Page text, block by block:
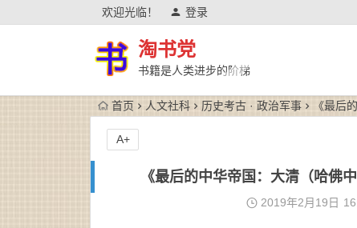
欢迎光临！ 登录
淘书党
书籍是人类进步的阶梯
首页 人文社科 历史考古 · 政治军事 《最后
《最后的中华帝国：大清（哈
2019年2月19日
A+